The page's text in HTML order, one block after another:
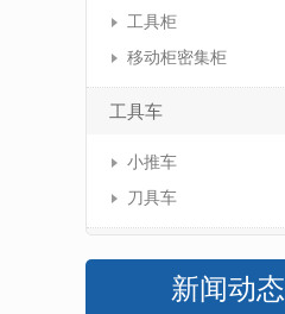
工具柜
移动柜密集柜
工具车
小推车
刀具车
新闻动态